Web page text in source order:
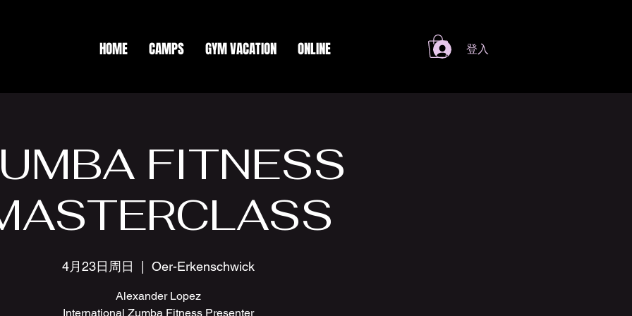
HOME CAMPS GYM VACATION ONLINE 登入
FITNESS
4月23日周日 Oer-Erkenschwick
Alexander Lopez
International Zumba Fitness Presenter